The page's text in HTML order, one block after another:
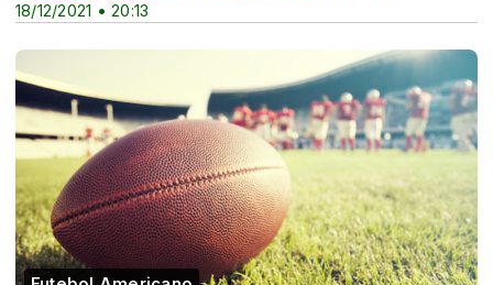
18/12/2021 • 20:13